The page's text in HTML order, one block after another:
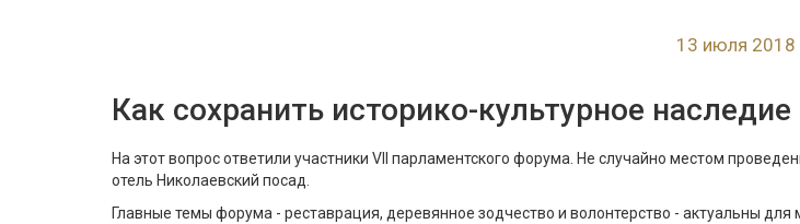
13 июля 2018
Как сохранить историко-культурное
На этот вопрос ответили участники VII парламентского форума. Не случайно местом
отель Николаевский посад.
Главные темы форума - реставрация, деревянное зодчество и волонтерство - актуальны